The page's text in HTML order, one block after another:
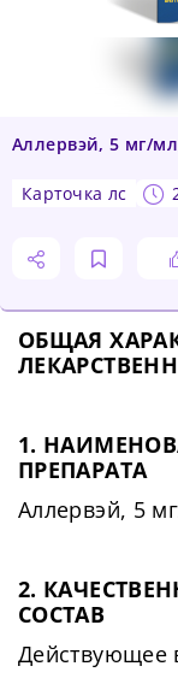
Аллервэй, 5 мг/
карточка лс
ОБЩАЯ
1.
ПРЕПАРАТА
Аллервэй, 5
2.
СОСТАВ
Действующее